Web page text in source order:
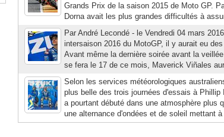
Grands Prix de la saison 2015 de Moto GP.
Dorna avait les plus grandes difficultés à
Par André Lecondé - le Vendredi 04 mars
intersaison 2016 du MotoGP, il y aurait eu
Avant même la dernière soirée avant la
se fera le 17 de ce mois, Maverick Viñales
Selon les services météorologiques
plus belle des trois journées d'essais à Phillip
a pourtant débuté dans une atmosphère plus
une alternance d'ondées et de soleil mettant